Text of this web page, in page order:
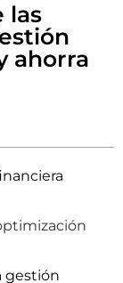
las
ahorra
gestión